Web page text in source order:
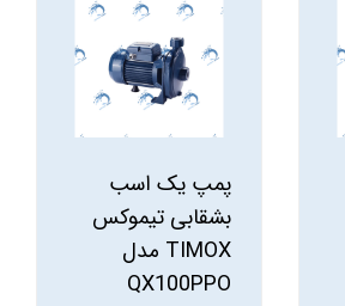
پمپ یک اسب
بشقابی تیموکس
TIMOX مدل
QX100PPO